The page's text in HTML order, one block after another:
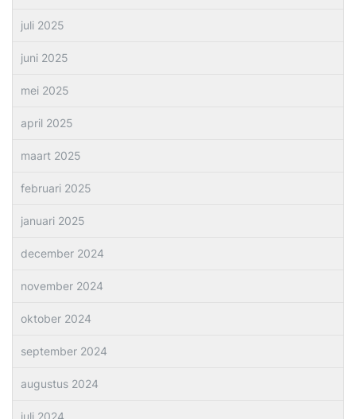
juli 2025
juni 2025
mei 2025
april 2025
maart 2025
februari 2025
januari 2025
december 2024
november 2024
oktober 2024
september 2024
augustus 2024
juli 2024